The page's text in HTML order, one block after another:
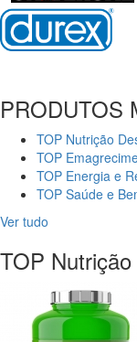
PRODUTOS
TOP Nutrição
TOP
TOP Energia e
TOP Saúde e
Ver tudo
TOP